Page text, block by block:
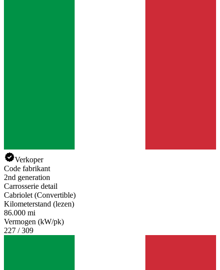
Verkoper
Code fabrikant
2nd generation
Carrosserie detail
Cabriolet (Convertible)
Kilometerstand (lezen)
86.000 mi
Vermogen (kW/pk)
227 / 309